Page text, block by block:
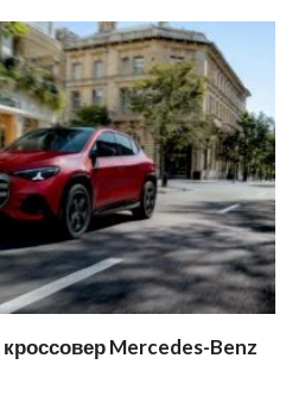
Mercedes-Benz